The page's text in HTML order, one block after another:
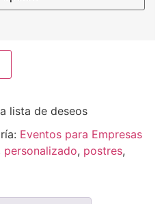
lista de deseos
Eventos para Empresas
personalizado, postres,